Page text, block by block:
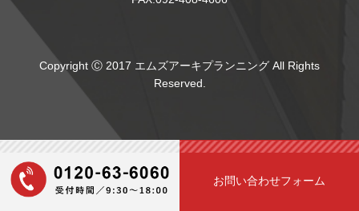
お問い合わせフォーム
Copyright Ⓒ 2017 エムズアーキプランニング All Rights
Reserved.